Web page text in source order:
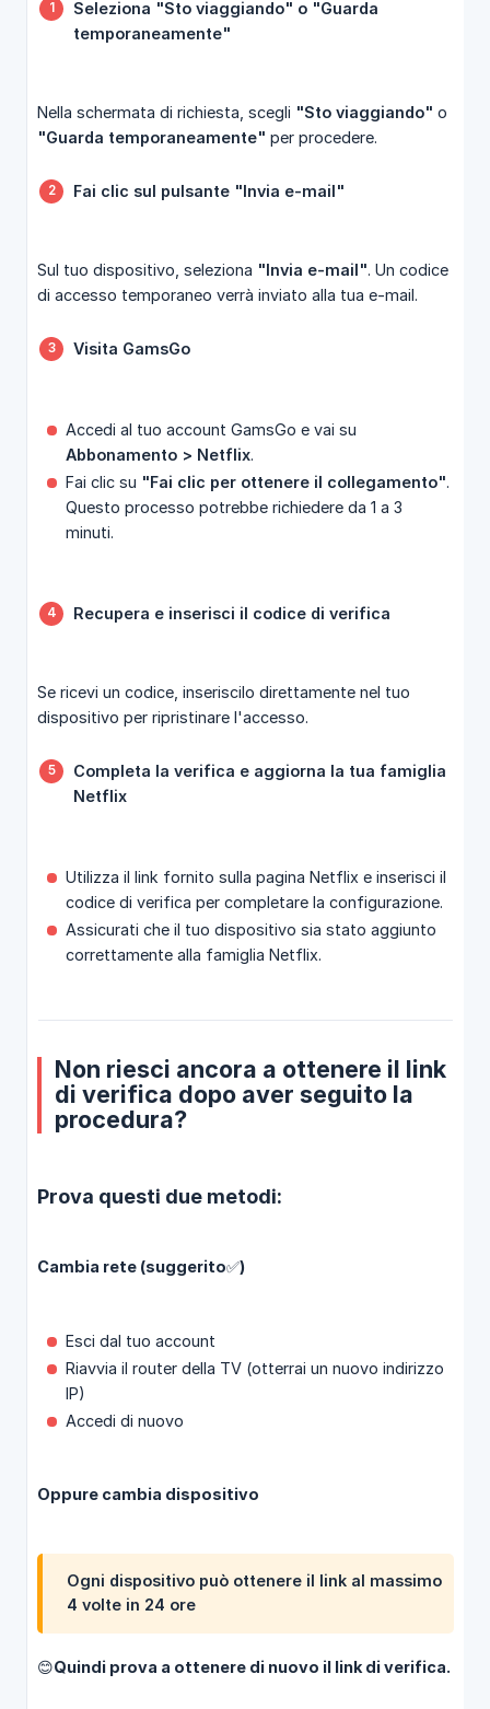
Seleziona "Sto viaggiando" o "Guarda
temporaneamente"
Nella schermata di richiesta, scegli "Sto viaggiando" o
"Guarda temporaneamente" per procedere.
Fai clic sul pulsante "Invia e-mail"
Sul tuo dispositivo, seleziona "Invia e-mail". Un codice
di accesso temporaneo verrà inviato alla tua e-mail.
Visita GamsGo
Accedi al tuo account GamsGo e vai su
Abbonamento > Netflix.
Fai clic su "Fai clic per ottenere il collegamento".
Questo processo potrebbe richiedere da 1 a 3
minuti.
Recupera e inserisci il codice di verifica
Se ricevi un codice, inseriscilo direttamente nel tuo
dispositivo per ripristinare l'accesso.
Completa la verifica e aggiorna la tua famiglia
Netflix
Utilizza il link fornito sulla pagina Netflix e inserisci il
codice di verifica per completare la configurazione.
Assicurati che il tuo dispositivo sia stato aggiunto
correttamente alla famiglia Netflix.
Non riesci ancora a ottenere il link
di verifica dopo aver seguito la
procedura?
Prova questi due metodi:
Cambia rete (suggerito✅)
Esci dal tuo account
Riavvia il router della TV (otterrai un nuovo indirizzo
IP)
Accedi di nuovo
Oppure cambia dispositivo
Ogni dispositivo può ottenere il link al massimo
4 volte in 24 ore
😊Quindi prova a ottenere di nuovo il link di verifica.